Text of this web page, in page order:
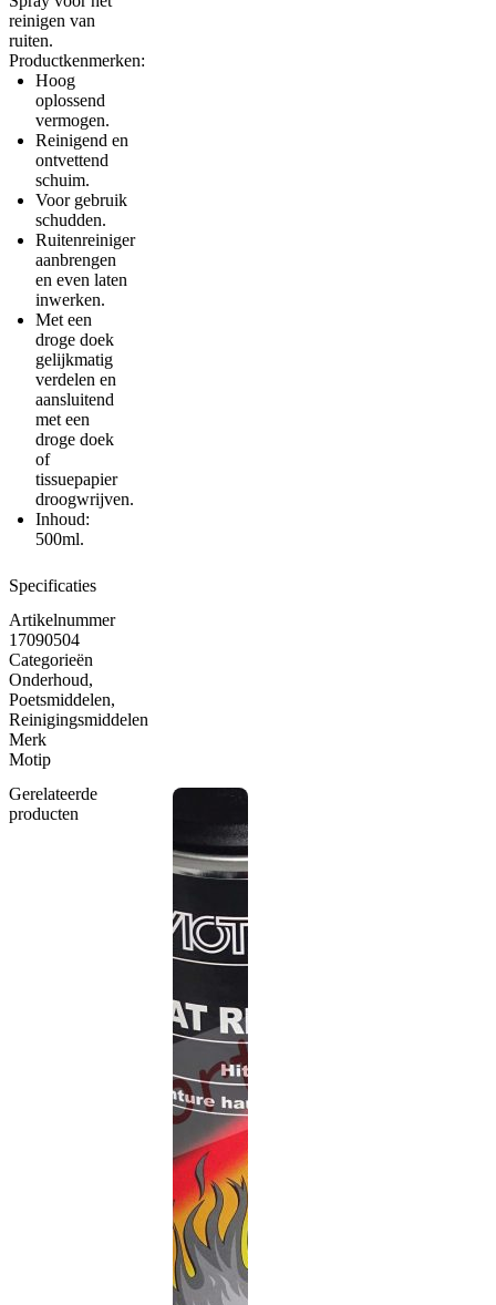
reinigen van
ruiten.
Productkenmerken:
Hoog
oplossend
vermogen.
Reinigend en
ontvettend
schuim.
Voor gebruik
schudden.
Ruitenreiniger
aanbrengen
en even laten
inwerken.
Met een
droge doek
gelijkmatig
verdelen en
aansluitend
met een
droge doek
of
tissuepapier
droogwrijven.
Inhoud:
500ml.
Specificaties
Artikelnummer
17090504
Categorieën
Onderhoud,
Poetsmiddelen,
Reinigingsmiddelen
Merk
Motip
Gerelateerde
producten